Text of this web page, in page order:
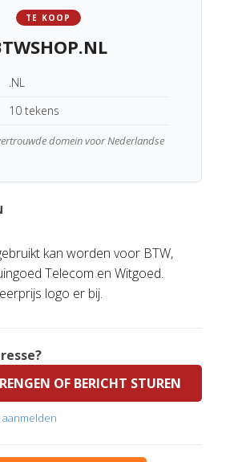
TE KOOP
.NL
10 tekens
domein voor Nederlandse
kan worden voor BTW,
Telecom en Witgoed.
logo er bij.
OF BERICHT STUREN
aanmelden